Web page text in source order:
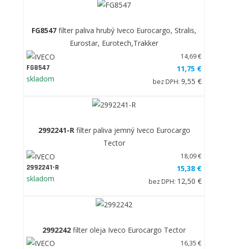
FG8547 filter paliva hrubý Iveco Eurocargo, Stralis,
Eurostar, Eurotech,Trakker
FG8547
skladom
14,69 €
11,75 €
bez DPH: 9,55 €
2992241-Rfilter paliva jemný Iveco Eurocargo
Tector
2992241-R
skladom
18,09 €
15,38 €
bez DPH: 12,50 €
2992242 filter oleja Iveco Eurocargo Tector
16,35 €